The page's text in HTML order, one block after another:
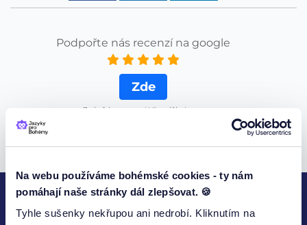
Na webu používáme bohémské cookies - ty nám
pomáhají naše stránky dál zlepšovat. 🍪
Tyhle sušenky nekřupou ani nedrobí. Kliknutím na
Podpořte nás recenzí na google
Zde
Za každou recenzi Vám děkujeme.